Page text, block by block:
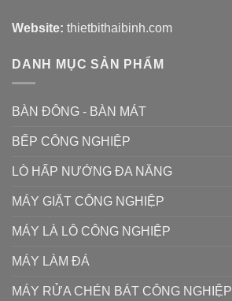
Website: thietbithaibinh.com
DANH MỤC SẢN PHẨM
BÀN ĐÔNG - BÀN MÁT
BẾP CÔNG NGHIỆP
LÒ HẤP NƯỚNG ĐA NĂNG
MÁY GIẶT CÔNG NGHIỆP
MÁY LÀ LÔ CÔNG NGHIỆP
MÁY LÀM ĐÁ
MÁY RỬA CHÉN BÁT CÔNG NGHIỆP